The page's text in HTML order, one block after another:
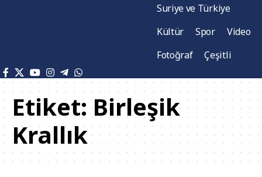
Suriye ve Türkiye
Kültür
Spor
Video
Fotoğraf
Çeşitli
Etiket:Birleşik
Krallık